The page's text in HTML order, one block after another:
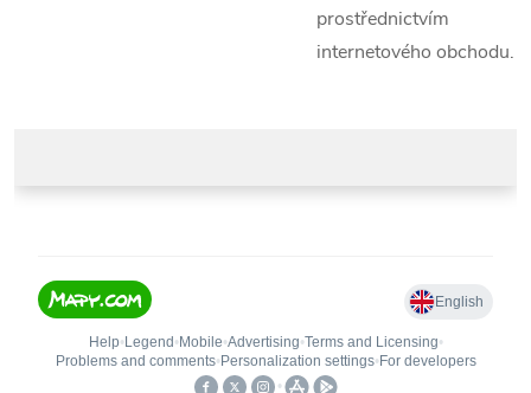
prostřednictvím
internetového obchodu.